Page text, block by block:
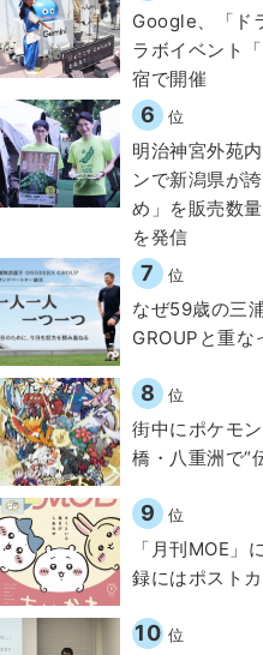
Google、「ド
ラボイベント
宿で開催
6 位
明治神宮外苑
ンで新潟県が
め」を販売数
を発信
7 位
なぜ59歳の三
GROUPと重な
8 位
街中にポケモ
橋・八重洲で“
9 位
「月刊MOE」
録にはポスト
10 位